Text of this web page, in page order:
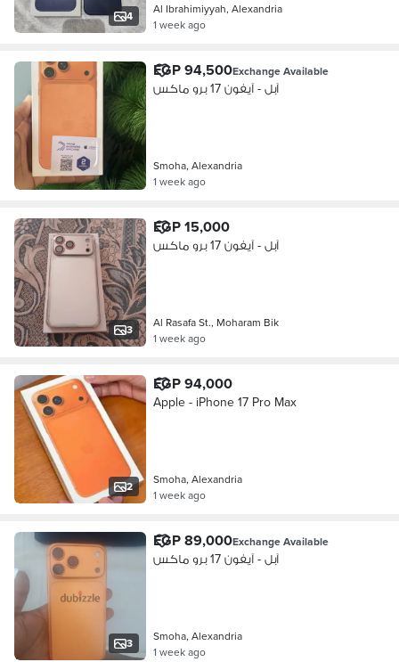
4
Al Ibrahimiyyah, Alexandria
1 week ago
EGP 94,500Exchange Available
آبل - آيفون 17 برو ماكس
Smoha, Alexandria
1 week ago
3
EGP 15,000
آبل - آيفون 17 برو ماكس
Al Rasafa St., Moharam Bik
1 week ago
2
EGP 94,000
Apple - iPhone 17 Pro Max
Smoha, Alexandria
1 week ago
3
EGP 89,000Exchange Available
آبل - آيفون 17 برو ماكس
Smoha, Alexandria
1 week ago